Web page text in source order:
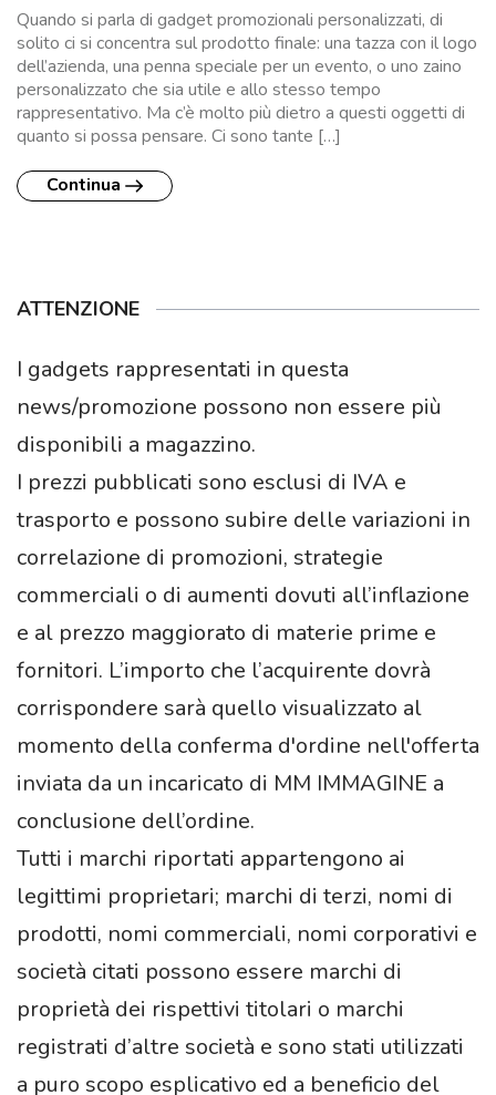
Quando si parla di gadget promozionali personalizzati, di
solito ci si concentra sul prodotto finale: una tazza con il logo
dell’azienda, una penna speciale per un evento, o uno zaino
personalizzato che sia utile e allo stesso tempo
rappresentativo. Ma c’è molto più dietro a questi oggetti di
quanto si possa pensare. Ci sono tante […]
Continua
ATTENZIONE
I gadgets rappresentati in questa
news/promozione possono non essere più
disponibili a magazzino.
I prezzi pubblicati sono esclusi di IVA e
trasporto e possono subire delle variazioni in
correlazione di promozioni, strategie
commerciali o di aumenti dovuti all’inflazione
e al prezzo maggiorato di materie prime e
fornitori. L’importo che l’acquirente dovrà
corrispondere sarà quello visualizzato al
momento della conferma d'ordine nell'offerta
inviata da un incaricato di MM IMMAGINE a
conclusione dell’ordine.
Tutti i marchi riportati appartengono ai
legittimi proprietari; marchi di terzi, nomi di
prodotti, nomi commerciali, nomi corporativi e
società citati possono essere marchi di
proprietà dei rispettivi titolari o marchi
registrati d’altre società e sono stati utilizzati
a puro scopo esplicativo ed a beneficio del